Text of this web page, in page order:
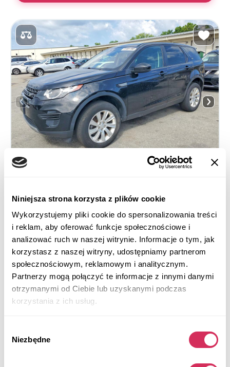
Niniejsza strona korzysta z plików cookie
Wykorzystujemy pliki cookie do spersonalizowania treści
i reklam, aby oferować funkcje społecznościowe i
analizować ruch w naszej witrynie. Informacje o tym, jak
korzystasz z naszej witryny, udostępniamy partnerom
społecznościowym, reklamowym i analitycznym.
Partnerzy mogą połączyć te informacje z innymi danymi
otrzymanymi od Ciebie lub uzyskanymi podczas
korzystania z ich usług.
zgody
Niezbędne
2019 LAND ROVER DISCOVERY SPORT SE
4x4
Benzyna
86 225 mil
2,000 cm³
Automatic
2019
Normal Wear
Aukcja za4 dni
Aktualna stawka: